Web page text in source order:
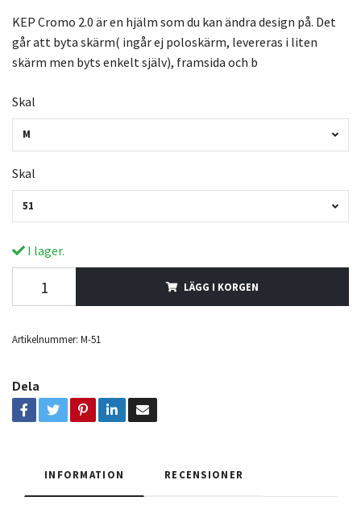
KEP Cromo 2.0 är en hjälm som du kan ändra design på. Det
går att byta skärm( ingår ej poloskärm, levereras i liten
skärm men byts enkelt själv), framsida och b
Skal
M
Skal
51
I lager.
LÄGG I KORGEN
Artikelnummer: M-51
Dela
INFORMATION RECENSIONER